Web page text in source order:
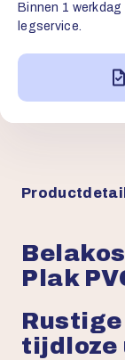
Binnen 1
legservice.
Plak